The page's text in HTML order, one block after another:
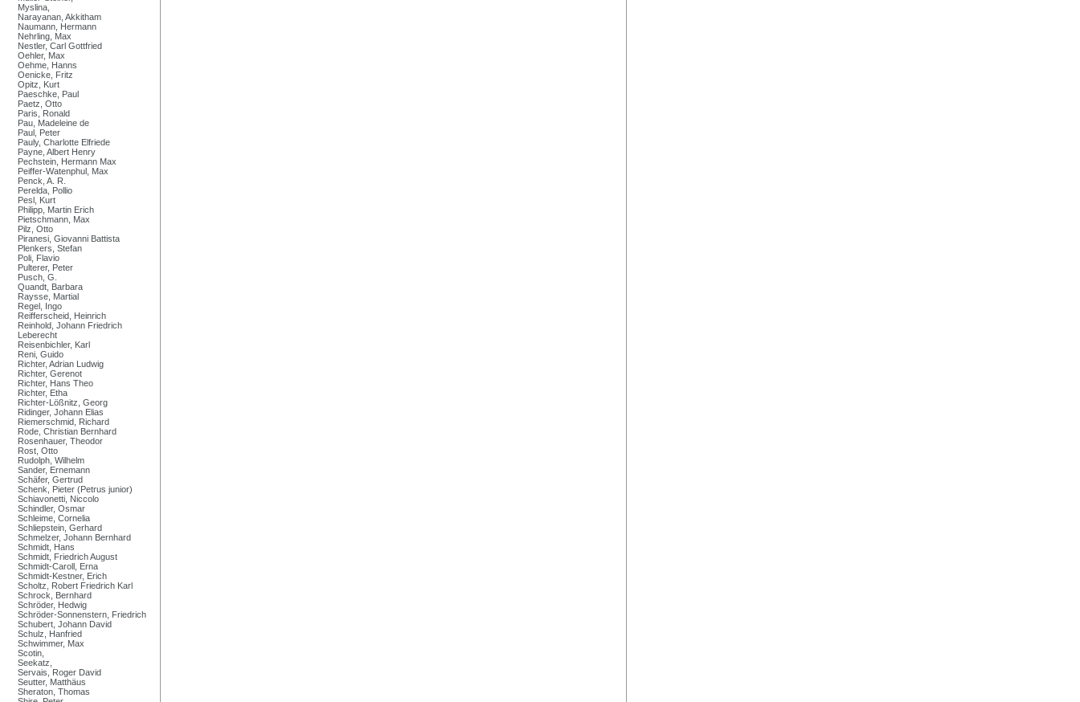
Myslina,
Narayanan, Akkitham
Naumann, Hermann
Nehrling, Max
Nestler, Carl Gottfried
Oehler, Max
Oehme, Hanns
Oenicke, Fritz
Opitz, Kurt
Paeschke, Paul
Paetz, Otto
Paris, Ronald
Pau, Madeleine de
Paul, Peter
Pauly, Charlotte Elfriede
Payne, Albert Henry
Pechstein, Hermann Max
Peiffer-Watenphul, Max
Penck, A. R.
Perelda, Pollio
Pesl, Kurt
Philipp, Martin Erich
Pietschmann, Max
Pilz, Otto
Piranesi, Giovanni Battista
Plenkers, Stefan
Poli, Flavio
Pulterer, Peter
Pusch, G.
Quandt, Barbara
Raysse, Martial
Regel, Ingo
Reifferscheid, Heinrich
Reinhold, Johann Friedrich
Leberecht
Reisenbichler, Karl
Reni, Guido
Richter, Adrian Ludwig
Richter, Gerenot
Richter, Hans Theo
Richter, Etha
Richter-Lößnitz, Georg
Ridinger, Johann Elias
Riemerschmid, Richard
Rode, Christian Bernhard
Rosenhauer, Theodor
Rost, Otto
Rudolph, Wilhelm
Sander, Ernemann
Schäfer, Gertrud
Schenk, Pieter (Petrus junior)
Schiavonetti, Niccolo
Schindler, Osmar
Schleime, Cornelia
Schliepstein, Gerhard
Schmelzer, Johann Bernhard
Schmidt, Hans
Schmidt, Friedrich August
Schmidt-Caroll, Erna
Schmidt-Kestner, Erich
Scholtz, Robert Friedrich Karl
Schrock, Bernhard
Schröder, Hedwig
Schröder-Sonnenstern, Friedrich
Schubert, Johann David
Schulz, Hanfried
Schwimmer, Max
Scotin,
Seekatz,
Servais, Roger David
Seutter, Matthäus
Sheraton, Thomas